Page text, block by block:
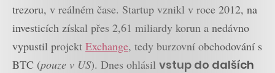
trezoru, v reálném čase. Startup vznikl v roce 2012, na
investicích získal přes 2,61 miliardy korun a nedávno
vypustil projekt Exchange, tedy burzovní obchodování s
BTC (pouze v US). Dnes ohlásil vstup do dalších